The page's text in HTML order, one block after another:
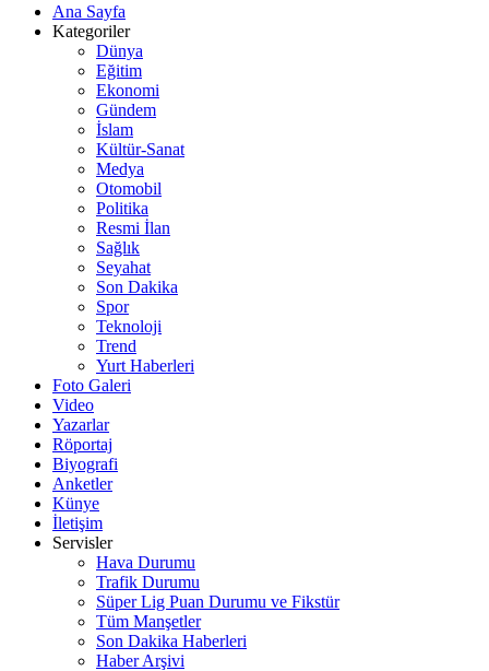
Ana Sayfa
Kategoriler
Dünya
Eğitim
Ekonomi
Gündem
İslam
Kültür-Sanat
Medya
Otomobil
Politika
Resmi İlan
Sağlık
Seyahat
Son Dakika
Spor
Teknoloji
Trend
Yurt Haberleri
Foto Galeri
Video
Yazarlar
Röportaj
Biyografi
Anketler
Künye
İletişim
Servisler
Hava Durumu
Trafik Durumu
Süper Lig Puan Durumu ve Fikstür
Tüm Manşetler
Son Dakika Haberleri
Haber Arşivi